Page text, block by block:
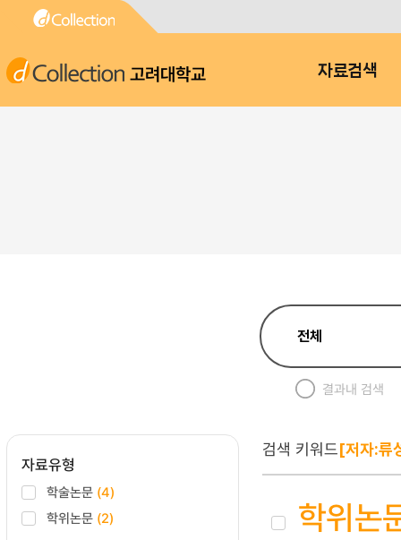
고려대학교 자료검색
결과내 검색
자료유형
학술논문 (4)
학위논문 (2)
검색 키워드[저자:류
학위논